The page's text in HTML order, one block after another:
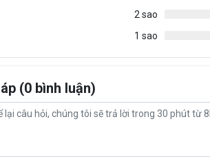
2 sao
1 sao
(0 bình luận)